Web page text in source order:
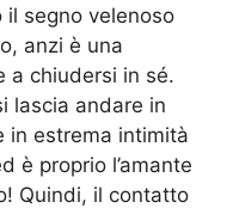
il segno velenoso
anzi è una
a chiudersi in sé.
lascia andare in
in estrema intimità
è proprio l’amante
Quindi, il contatto